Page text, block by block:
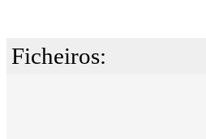
Ficheiros: